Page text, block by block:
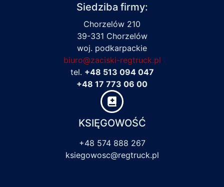
Siedziba firmy:
Chorzelów 210
39-331 Chorzelów
woj. podkarpackie
biuro@zaciski-regtruck.pl
tel. +48 513 094 047
+48 17 773 06 00
KSIĘGOWOŚĆ
+48 574 888 267
ksiegowosc@regtruck.pl